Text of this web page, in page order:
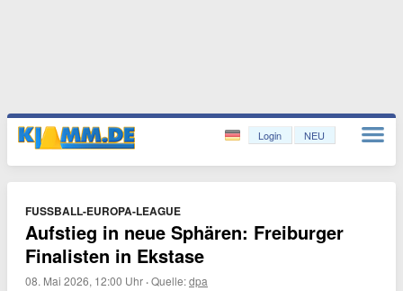
Login NEU
FUSSBALL-EUROPA-LEAGUE
Aufstieg in neue Sphären: Freiburger
Finalisten in Ekstase
08. Mai 2026, 12:00 Uhr ·Quelle:dpa